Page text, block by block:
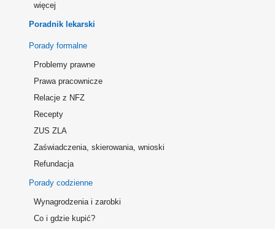
więcej
Poradnik lekarski
Porady formalne
Problemy prawne
Prawa pracownicze
Relacje z NFZ
Recepty
ZUS ZLA
Zaświadczenia, skierowania, wnioski
Refundacja
Porady codzienne
Wynagrodzenia i zarobki
Co i gdzie kupić?